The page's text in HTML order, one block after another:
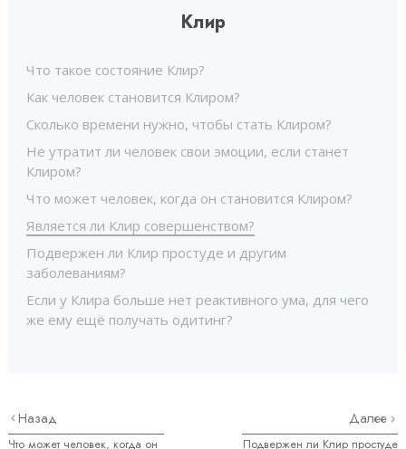
Клир
Что такое состояние Клир?
Как человек становится Клиром?
Сколько времени нужно, чтобы стать Клиром?
Не утратит ли человек свои эмоции, если станет
Клиром?
Что может человек, когда он становится Клиром?
Является ли Клир совершенством?
Подвержен ли Клир простуде и другим
заболеваниям?
Если у Клира больше нет реактивного ума, для чего
же ему ещё получать одитинг?
Назад
Что может человек, когда он
Далее
Подвержен ли Клир простуде